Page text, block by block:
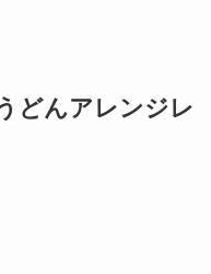
どんアレンジレ